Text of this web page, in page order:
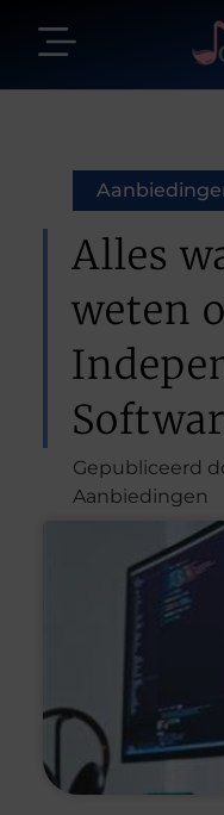
Alles
weten
Gepubliceerd
Aanbiedingen